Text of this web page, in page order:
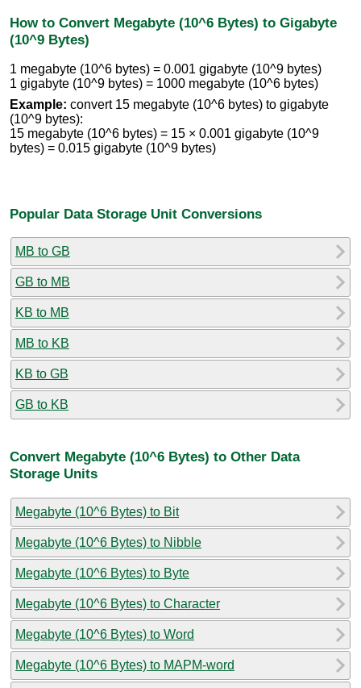
How to Convert Megabyte (10^6 Bytes) to Gigabyte
(10^9 Bytes)
1 megabyte (10^6 bytes) = 0.001 gigabyte (10^9 bytes)
1 gigabyte (10^9 bytes) = 1000 megabyte (10^6 bytes)
Example: convert 15 megabyte (10^6 bytes) to gigabyte
(10^9 bytes):
15 megabyte (10^6 bytes) = 15 × 0.001 gigabyte (10^9
bytes) = 0.015 gigabyte (10^9 bytes)
Popular Data Storage Unit Conversions
MB to GB
GB to MB
KB to MB
MB to KB
KB to GB
GB to KB
Convert Megabyte (10^6 Bytes) to Other Data
Storage Units
Megabyte (10^6 Bytes) to Bit
Megabyte (10^6 Bytes) to Nibble
Megabyte (10^6 Bytes) to Byte
Megabyte (10^6 Bytes) to Character
Megabyte (10^6 Bytes) to Word
Megabyte (10^6 Bytes) to MAPM-word